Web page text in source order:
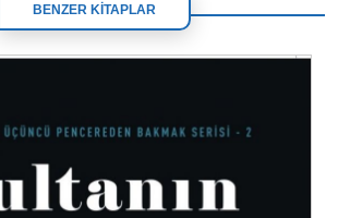
BENZER KİTAPLAR